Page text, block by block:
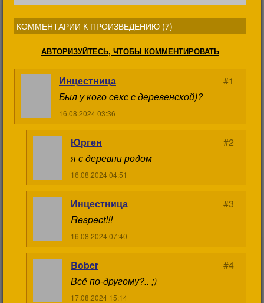
КОММЕНТАРИИ К ПРОИЗВЕДЕНИЮ (7)
АВТОРИЗУЙТЕСЬ, ЧТОБЫ КОММЕНТИРОВАТЬ
Инцестница
#1
Был у кого секс с деревенской)?
16.08.2024 03:36
Юрген
#2
я с деревни родом
16.08.2024 04:51
Инцестница
#3
Respect!!!
16.08.2024 07:40
Bober
#4
Всё по-другому?.. ;)
17.08.2024 15:14